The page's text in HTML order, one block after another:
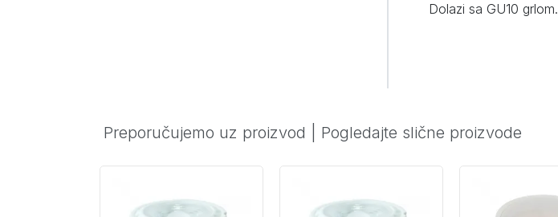
Dolazi sa GU10 grlom.
Preporučujemo uz proizvod Pogledajte slične proizvode